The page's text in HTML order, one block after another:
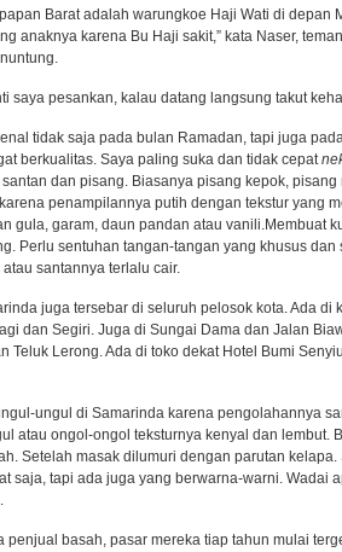
Barat adalah warungkoe Haji Wati di depan
anaknya karena Bu Haji sakit,” kata Naser,
saya pesankan, kalau datang langsung takut
tidak saja pada bulan Ramadan, tapi juga
berkualitas. Saya paling suka dan tidak cepat
dan pisang. Biasanya pisang kepok,
penampilannya putih dengan tekstur yang
gula, garam, daun pandan atau vanili.Membuat
Perlu sentuhan tangan-tangan yang khusus
santannya terlalu cair.
juga tersebar di seluruh pelosok kota. Ada di
dan Segiri. Juga di Sungai Dama dan Jalan
Teluk Lerong. Ada di toko dekat Hotel Bumi
ungul di Samarinda karena pengolahannya
atau ongol-ongol teksturnya kenyal dan lembut.
Setelah masak dilumuri dengan parutan
saja, tapi ada juga yang berwarna-warni. Wadai
penjual basah, pasar mereka tiap tahun mulai